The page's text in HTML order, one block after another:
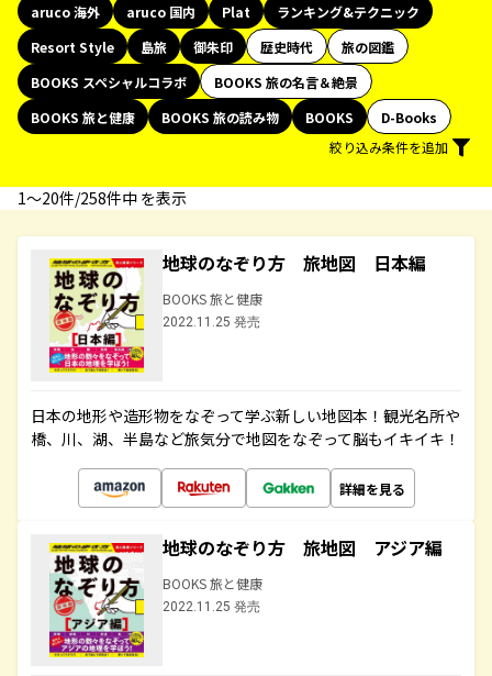
aruco 海外
aruco 国内 Plat
ランキング&テクニック
Resort Style
島旅 御朱印 歴史時代
旅の図鑑
BOOKS スペシャルコラボ
BOOKS 旅の名言＆絶景
BOOKS 旅と健康
BOOKS 旅の読み物 BOOKS
D-Books
絞り込み条件を追加
1〜20件/258件中 を表示
地球のなぞり方 旅地図 日本編
BOOKS 旅と健康
2022.11.25 発売
日本の地形や造形物をなぞって学ぶ新しい地図本！観光名所や
橋、川、湖、半島など旅気分で地図をなぞって脳もイキイキ！
詳細を見る
地球のなぞり方 旅地図 アジア編
BOOKS 旅と健康
2022.11.25 発売